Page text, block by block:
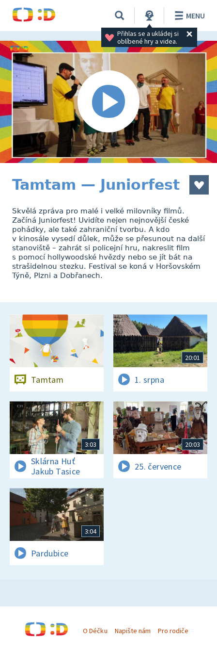
Přihlas se a ukládej si
oblíbené hry a videa.
MENU
Tamtam — Juniorfest
Skvělá zpráva pro malé i velké milovníky filmů.
Začíná Juniorfest! Uvidíte nejen nejnovější české
pohádky, ale také zahraniční tvorbu. A kdo
v kinosále vysedí důlek, může se přesunout na další
stanoviště – zahrát si policejní hru, nakreslit film
s pomocí hollywoodské hvězdy nebo se jít bát na
strašidelnou stezku. Festival se koná v Horšovském
Týně, Plzni a Dobřanech.
Tamtam
20:01
1. srpna
3:03
Sklárna Huť
Jakub Tasice
20:03
25. července
3:04
Pardubice
O Déčku Napište nám Pro rodiče